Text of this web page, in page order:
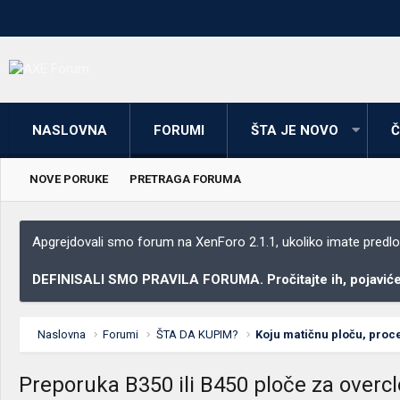
NASLOVNA FORUMI ŠTA JE NOVO
NOVE PORUKE PRETRAGA FORUMA
Apgrejdovali smo forum na XenForo 2.1.1, ukoliko imate
DEFINISALI SMO PRAVILA FORUMA. Pročitajte ih,
Naslovna Forumi ŠTA DA KUPIM?
Preporuka B350 ili B450 ploče za